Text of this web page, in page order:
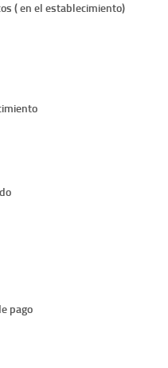
( en el establecimiento)
pago